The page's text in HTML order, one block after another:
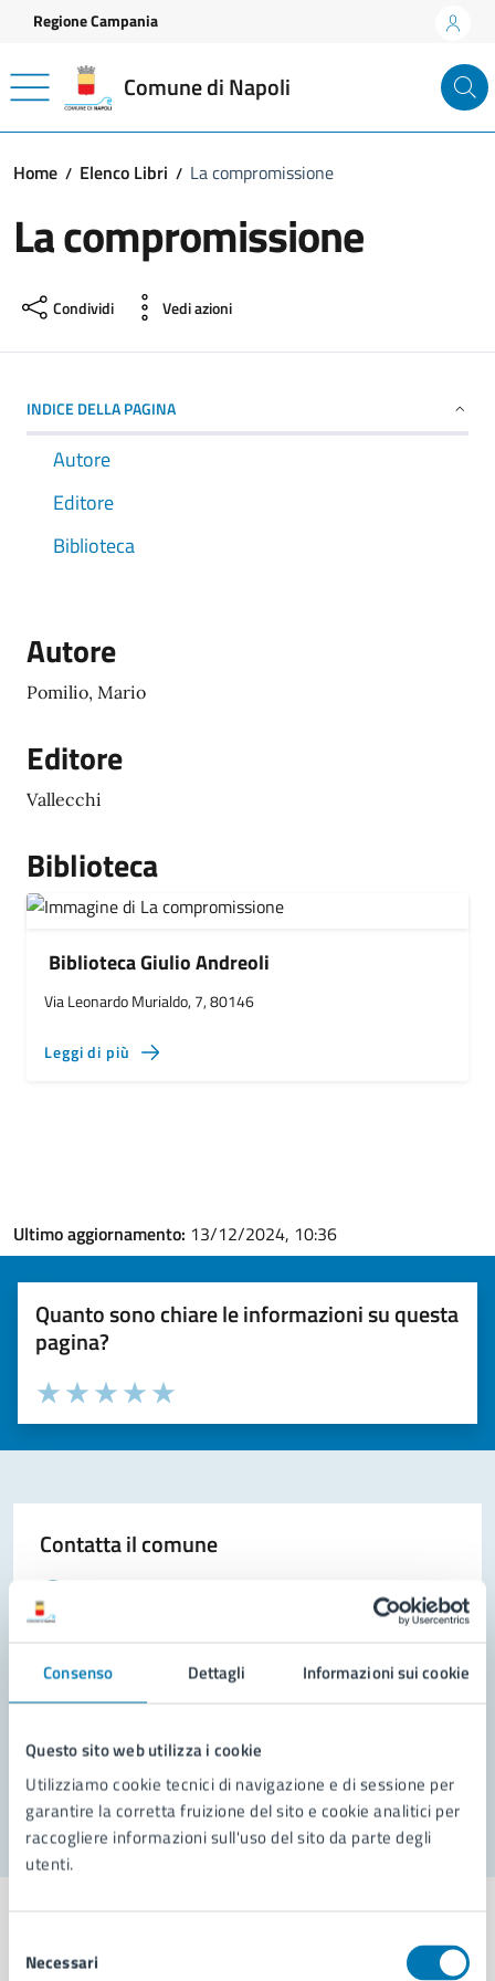
Consenso Dettagli Informazioni sui cookie
Questo sito web utilizza i cookie
Utilizziamo cookie tecnici di navigazione e di sessione per
garantire la corretta fruizione del sito e cookie analitici per
raccogliere informazioni sull'uso del sito da parte degli
utenti.
delNecessari
Vai ai contenuti
Vai al footer
Regione Campania
Comune di Napoli
Home Elenco Libri La compromissione
La compromissione
Condividi Vedi azioni
INDICE DELLA PAGINA
Autore
Editore
Biblioteca
Autore
Pomilio, Mario
Editore
Vallecchi
Biblioteca
Biblioteca Giulio Andreoli
Via Leonardo Murialdo, 7, 80146
Leggi di più
Ultimo aggiornamento: 13/12/2024, 10:36
Quanto sono chiare le informazioni su questa
pagina?
Valuta la chiarezza delle informazioni (da 1 a 5 stelle)
Seleziona il numero di stelle per valutare la chiarezza delle
Valuta 5 stelle su 5
Valuta 4 stelle su 5
Valuta 3 stelle su 5
Valuta 2 stelle su 5
Valuta 1 stelle su 5
Contatta il comune
Prenota appuntamento
Problemi in città
Segnala disservizio